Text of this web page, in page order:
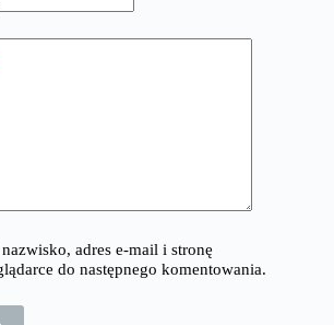
adres e-mail i stronę
do następnego komentowania.